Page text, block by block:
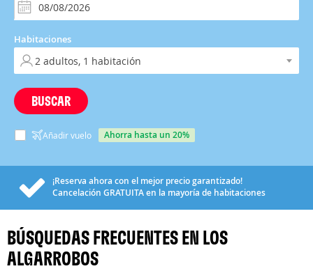
Habitaciones
BUSCAR
Añadir vuelo ahorra hasta un 20%
¡Reserva ahora con el mejor precio garantizado!
Cancelación GRATUITAen la mayoría de habitaciones
BÚSQUEDAS FRECUENTES EN LOS
ALGARROBOS